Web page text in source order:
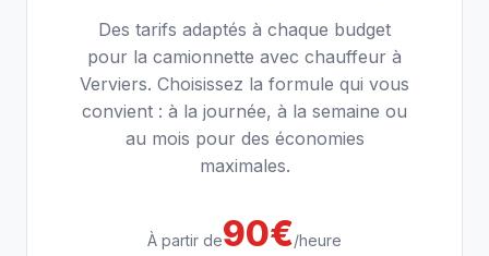
Des tarifs adaptés à chaque budget
pour la camionnette avec chauffeur à
Verviers. Choisissez la formule qui vous
convient : à la journée, à la semaine ou
au mois pour des économies
maximales.
À partir de90€/heure